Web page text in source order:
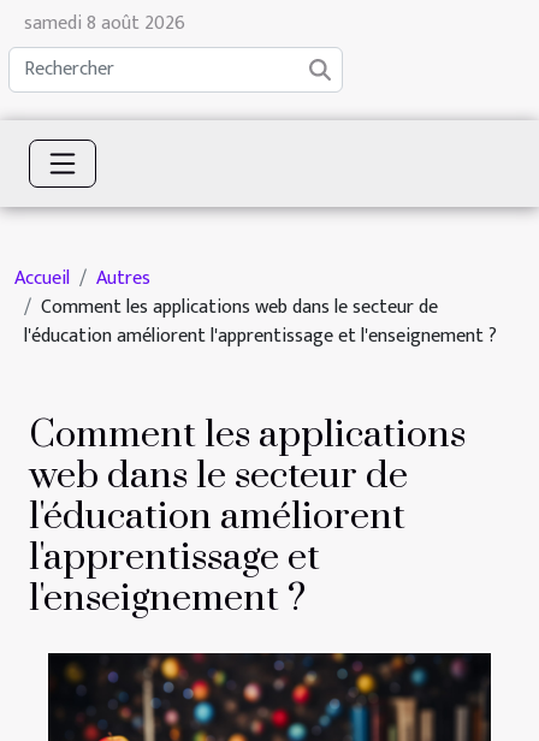
samedi 8 août 2026
Accueil
Autres
Comment les applications web dans le secteur de
l'éducation améliorent l'apprentissage et l'enseignement ?
Comment les applications
web dans le secteur de
l'éducation améliorent
l'apprentissage et
l'enseignement ?